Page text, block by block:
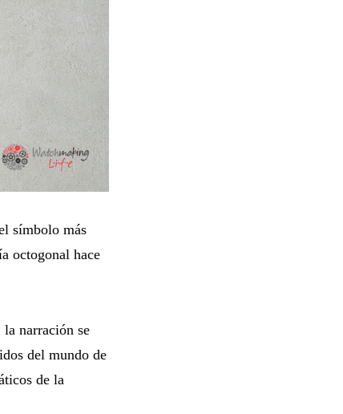
símbolo más
octogonal hace
la narración se
del mundo de
de la